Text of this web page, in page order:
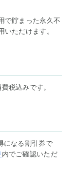
で貯まった永久不
ただけます。
税込みです。
になる割引券で
内でご確認いただ